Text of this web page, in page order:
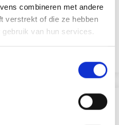
combineren met andere
verstrekt of die ze hebben
van hun services.